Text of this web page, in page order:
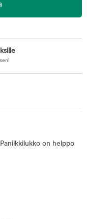
on helppo